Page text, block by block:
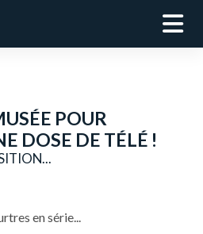
POUR
DOSE DE TÉLÉ !
en série...